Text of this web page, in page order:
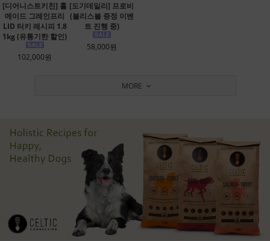
[디어니스트키친] 홀
메이드 그레인프리
LID 터키 레시피 1.8
1kg (유통기한 할인)
102,000원
[도기데일리] 프로비
(블리스볼 증정 이벤
트 진행 중)
58,000원
MORE